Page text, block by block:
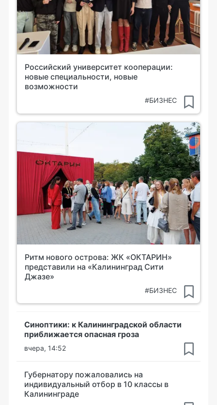
Российский университет кооперации:
новые специальности, новые
возможности
#БИЗНЕС
Ритм нового острова: ЖК «ОКТАРИН»
представили на «Калининград Сити
Джазе»
#БИЗНЕС
Синоптики: к Калининградской области
приближается опасная гроза
вчера, 14:52
Губернатору пожаловались на
индивидуальный отбор в 10 классы в
Калининграде